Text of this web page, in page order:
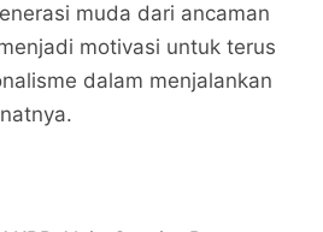
Jelang Operasi Keselamatan Krakatau
muda dari ancaman
motivasi untuk terus
dalam menjalankan
Jelang Operasi Keselamatan Krakatau